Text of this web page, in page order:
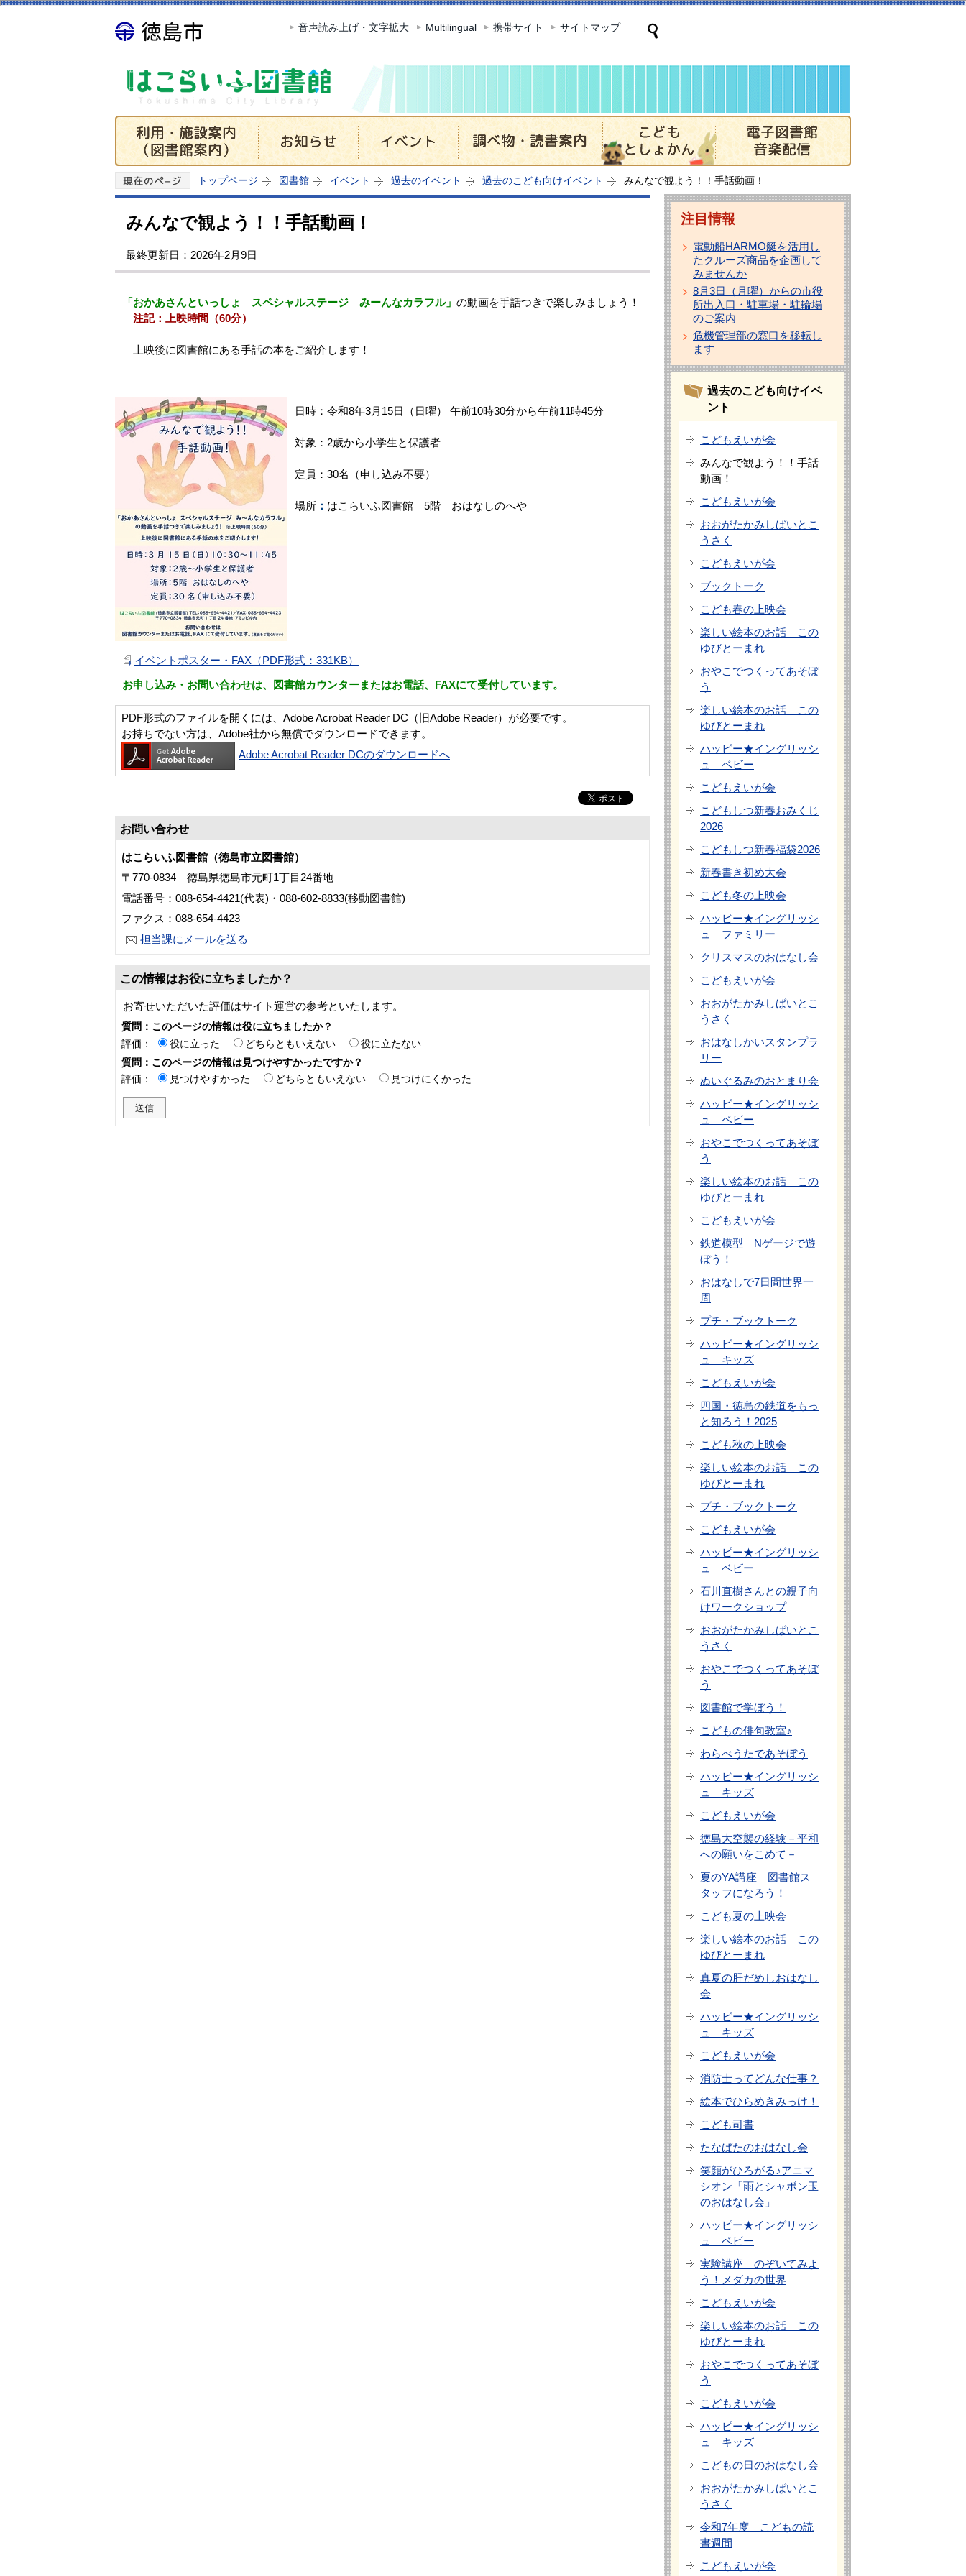
このページの本文へ移動
音声読み上げ・文字拡大 Multilingual 携帯サイト サイトマップ
トップページ 図書館 イベント 過去のイベント 過去のこども向けイベント みんなで観よう！！手話動画！
みんなで観よう！！手話動画！
最終更新日：2026年2月9日
「おかあさんといっしょ スペシャルステージ みーんなカラフル」 の動画を手話つきで楽しみましょう！
注記：上映時間（60分）
上映後に図書館にある手話の本をご紹介します！
日時：令和8年3月15日（日曜） 午前10時30分から午前11時45分
対象：2歳から小学生と保護者
定員：30名（申し込み不要）
場所 ： はこらいふ図書館 5階 おはなしのへや
イベントポスター・FAX（PDF形式：331KB）
お申し込み・お問い合わせは、図書館カウンターまたはお電話、FAXにて受付しています。
PDF形式のファイルを開くには、Adobe Acrobat Reader DC（旧Adobe Reader）が必要です。
お持ちでない方は、Adobe社から無償でダウンロードできます。
Adobe Acrobat Reader DCのダウンロードへ
お問い合わせ
はこらいふ図書館（徳島市立図書館）
〒770-0834 徳島県徳島市元町1丁目24番地
電話番号：088-654-4421(代表)・088-602-8833(移動図書館)
ファクス：088-654-4423
担当課にメールを送る
この情報はお役に立ちましたか？
お寄せいただいた評価はサイト運営の参考といたします。
質問：このページの情報は役に立ちましたか？
評価：
役に立った どちらともいえない
役に立たない
質問：このページの情報は見つけやすかったですか？
評価：
見つけやすかった どちらともいえない 見つけにくかった
注目情報
電動船HARMO艇を活用し
たクルーズ商品を企画して
みませんか
8月3日（月曜）からの市役
所出入口・駐車場・駐輪場
のご案内
危機管理部の窓口を移転し
ます
過去のこども向けイベ
ント
こどもえいが会
みんなで観よう！！手話
動画！
こどもえいが会
おおがたかみしばいとこ
うさく
こどもえいが会
ブックトーク
こども春の上映会
楽しい絵本のお話 この
ゆびとーまれ
おやこでつくってあそぼ
う
楽しい絵本のお話 この
ゆびとーまれ
ハッピー★イングリッシ
ュ ベビー
こどもえいが会
こどもしつ新春おみくじ
2026
こどもしつ新春福袋2026
新春書き初め大会
こども冬の上映会
ハッピー★イングリッシ
ュ ファミリー
クリスマスのおはなし会
こどもえいが会
おおがたかみしばいとこ
うさく
おはなしかいスタンプラ
リー
ぬいぐるみのおとまり会
ハッピー★イングリッシ
ュ ベビー
おやこでつくってあそぼ
う
楽しい絵本のお話 この
ゆびとーまれ
こどもえいが会
鉄道模型 Nゲージで遊
ぼう！
おはなしで7日間世界一
周
プチ・ブックトーク
ハッピー★イングリッシ
ュ キッズ
こどもえいが会
四国・徳島の鉄道をもっ
と知ろう！2025
こども秋の上映会
楽しい絵本のお話 この
ゆびとーまれ
プチ・ブックトーク
こどもえいが会
ハッピー★イングリッシ
ュ ベビー
石川直樹さんとの親子向
けワークショップ
おおがたかみしばいとこ
うさく
おやこでつくってあそぼ
う
図書館で学ぼう！
こどもの俳句教室♪
わらべうたであそぼう
ハッピー★イングリッシ
ュ キッズ
こどもえいが会
徳島大空襲の経験－平和
への願いをこめて－
夏のYA講座 図書館ス
タッフになろう！
こども夏の上映会
楽しい絵本のお話 この
ゆびとーまれ
真夏の肝だめしおはなし
会
ハッピー★イングリッシ
ュ キッズ
こどもえいが会
消防士ってどんな仕事？
絵本でひらめきみっけ！
こども司書
たなばたのおはなし会
笑顔がひろがる♪アニマ
シオン「雨とシャボン玉
のおはなし会」
ハッピー★イングリッシ
ュ ベビー
実験講座 のぞいてみよ
う！メダカの世界
こどもえいが会
楽しい絵本のお話 この
ゆびとーまれ
おやこでつくってあそぼ
う
こどもえいが会
ハッピー★イングリッシ
ュ キッズ
こどもの日のおはなし会
おおがたかみしばいとこ
うさく
令和7年度 こどもの読
書週間
こどもえいが会